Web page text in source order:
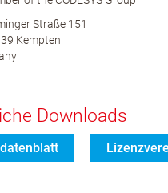
Straße 151
Kempten
Downloads